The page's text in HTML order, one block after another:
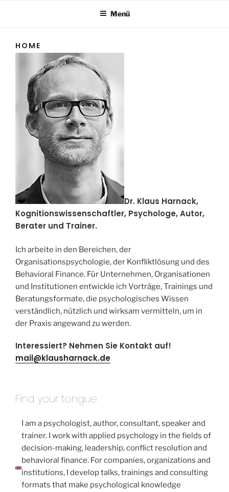
Menü
HOME
Dr. Klaus Harnack,
Kognitionswissenschaftler, Psychologe, Autor,
Berater und Trainer.
Ich arbeite in den Bereichen, der
Organisationspsychologie, der Konfliktlösung und des
Behavioral Finance. Für Unternehmen, Organisationen
und Institutionen entwickle ich Vorträge, Trainings und
Beratungsformate, die psychologisches Wissen
verständlich, nützlich und wirksam vermitteln, um in
der Praxis angewand zu werden.
Interessiert? Nehmen Sie Kontakt auf!
mail@klausharnack.de
Find your tongue
I am a psychologist, author, consultant, speaker and
trainer. I work with applied psychology in the fields of
decision-making, leadership, conflict resolution and
behavioral finance. For companies, organizations and
institutions, I develop talks, trainings and consulting
formats that make psychological knowledge